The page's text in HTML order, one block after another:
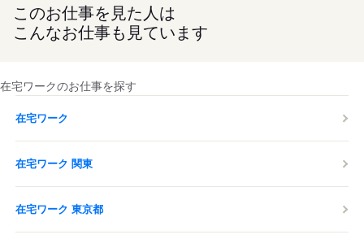
このお仕事を見た人は
こんなお仕事も見ています
在宅ワークのお仕事を探す
在宅ワーク
在宅ワーク 関東
在宅ワーク 東京都